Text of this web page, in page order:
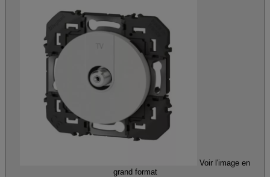
Voir l'image en
grand format